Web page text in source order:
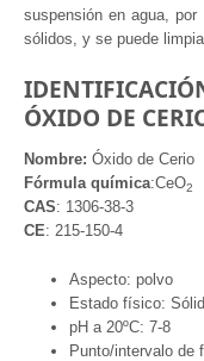
suspensión en agua,
sólidos, y se puede
ÓXIDO DE
Nombre: Óxido de Cerio
Fórmula química:CeO2
CAS: 1306-38-3
CE: 215-150-4
Aspecto: polvo
Estado físico:
pH a 20ºC: 7-8
Punto/intervalo de